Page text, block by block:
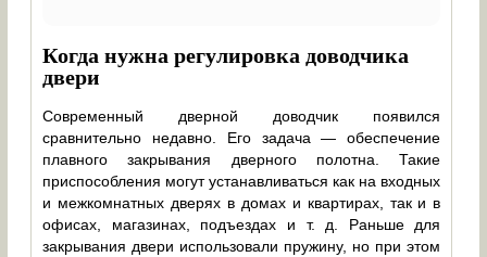
Когда нужна регулировка доводчика
двери
Современный дверной доводчик появился
сравнительно недавно. Его задача — обеспечение
плавного закрывания дверного полотна. Такие
приспособления могут устанавливаться как на входных
и межкомнатных дверях в домах и квартирах, так и в
офисах, магазинах, подъездах и т. д. Раньше для
закрывания двери использовали пружину, но при этом